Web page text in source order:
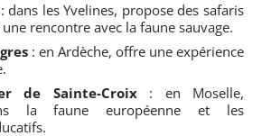
: dans les Yvelines, propose des safaris
rencontre avec la faune sauvage.
: en Ardèche, offre une expérience
de Sainte-Croix: en Moselle,
la faune européenne et les